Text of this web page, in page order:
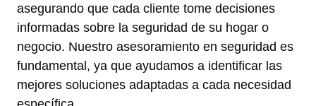
asegurando que cada cliente tome decisiones
informadas sobre la seguridad de su hogar o
negocio. Nuestro asesoramiento en seguridad es
fundamental, ya que ayudamos a identificar las
mejores soluciones adaptadas a cada necesidad